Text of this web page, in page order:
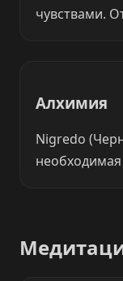
чувствами.
Алхимия
Nigredo